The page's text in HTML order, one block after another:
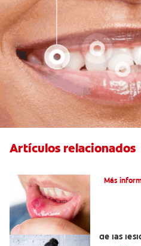
Artículos relacionados
Más
de las